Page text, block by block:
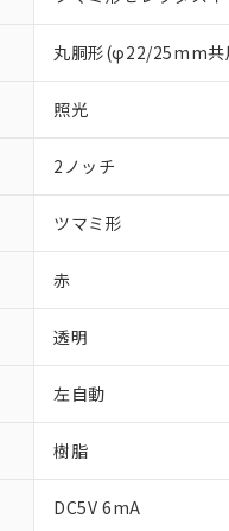
丸胴形(φ22/25mm共
照光
2ノッチ
ツマミ形
赤
透明
左自動
樹脂
DC5V 6mA
※1 対応状況